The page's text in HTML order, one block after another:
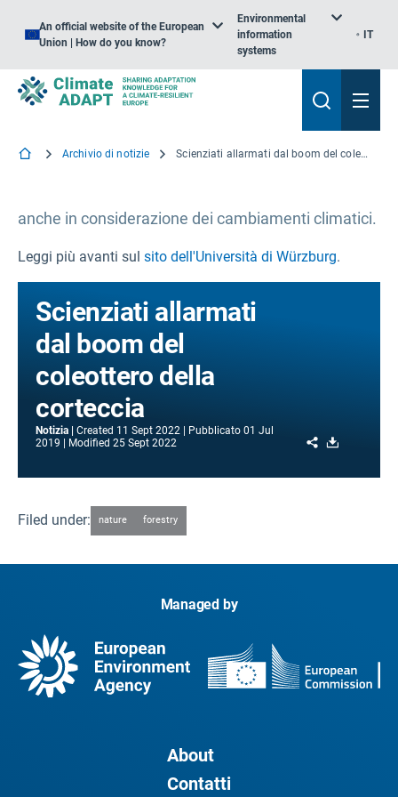
An official website of the European
Union | How do you know?
Environmental
information
systems
IT
Archivio di notizie Scienziati allarmati dal boom del coleottero della corteccia
anche in considerazione dei cambiamenti climatici.
Leggi più avanti sul sito dell'Università di Würzburg.
Scienziati allarmati
dal boom del
coleottero della
corteccia
Notizia Created 11 Sept 2022 Pubblicato 01 Jul
2019
Modified 25 Sept 2022 Share
Filed under: nature forestry
Managed by
About
Contatti